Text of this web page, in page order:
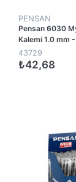
PENSAN
Pensan 6030
Kalemi 1.0 mm -
43729
₺42,68